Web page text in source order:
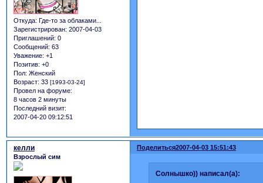
Откуда: Где-то за облаками...
Зарегистрирован: 2007-04-03
Приглашений: 0
Сообщений: 63
Уважение: +1
Позитив: +0
Пол: Женский
Возраст: 33 [1993-03-24]
Провел на форуме:
8 часов 2 минуты
Последний визит:
2007-04-20 09:12:51
Поделиться2007-04-03 15:51:43
келли
Взрослый сим
Солнышко)) написал(а):